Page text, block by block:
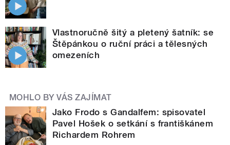
Vlastnoručně šitý a pletený šatník: se
Štěpánkou o ruční práci a tělesných
omezeních
MOHLO BY VÁS ZAJÍMAT
Jako Frodo s Gandalfem: spisovatel
Pavel Hošek o setkání s františkánem
Richardem Rohrem